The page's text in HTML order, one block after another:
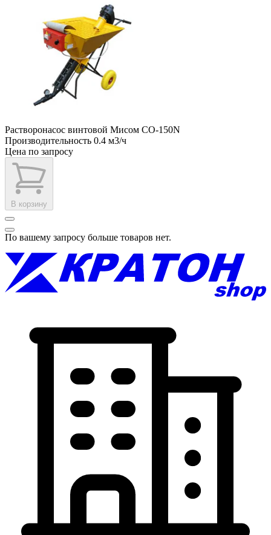
Растворонасос винтовой Мисом СО-150N
Производительность 0.4 м3/ч
Цена по запросу
В корзину
По вашему запросу больше товаров нет.